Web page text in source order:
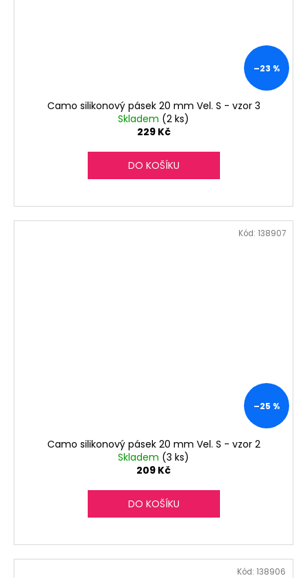
–23 %
Camo silikonový pásek 20 mm Vel. S - vzor 3
Skladem (2 ks)
229 Kč
DO KOŠÍKU
–25 %
Camo silikonový pásek 20 mm Vel. S - vzor 2
Skladem (3 ks)
209 Kč
DO KOŠÍKU
Kód: 138907
Kód: 138906